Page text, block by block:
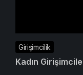
Girişimcilik
Kadın